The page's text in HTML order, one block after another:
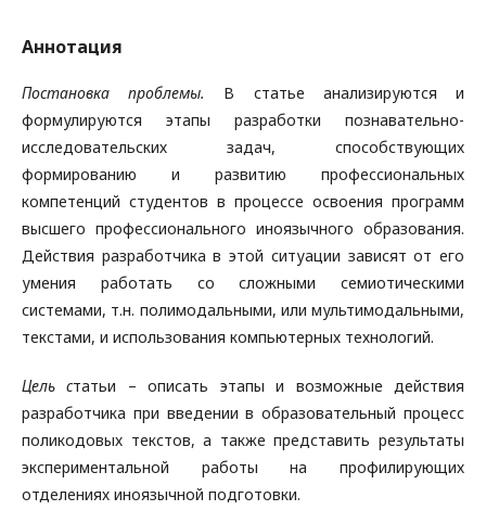
Аннотация
Постановка проблемы.
В статье анализируются и
формулируются этапы разработки познавательно-
исследовательских задач, способствующих
формированию и развитию профессиональных
компетенций студентов в процессе освоения программ
высшего профессионального иноязычного образования.
Действия разработчика в этой ситуации зависят от его
умения работать со сложными семиотическими
системами, т.н. полимодальными, или мультимодальными,
текстами, и использования компьютерных технологий.
Цель статьи – описать этапы и возможные действия
разработчика при введении в образовательный процесс
поликодовых текстов, а также представить результаты
экспериментальной работы на профилирующих
отделениях иноязычной подготовки.